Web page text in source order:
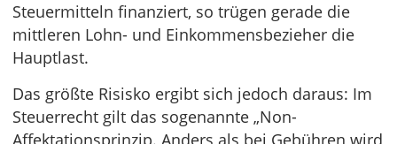
Steuermitteln finanziert, so trügen gerade die
mittleren Lohn- und Einkommensbezieher die
Hauptlast.
Das größte Risisko ergibt sich jedoch daraus: Im
Steuerrecht gilt das sogenannte „Non-
Affektationsprinzip. Anders als bei Gebühren wird